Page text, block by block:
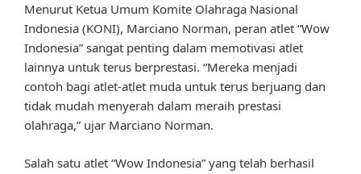
Menurut Ketua Umum Komite Olahraga Nasional
Indonesia (KONI), Marciano Norman, peran atlet “Wow
Indonesia” sangat penting dalam memotivasi atlet
lainnya untuk terus berprestasi. “Mereka menjadi
contoh bagi atlet-atlet muda untuk terus berjuang dan
tidak mudah menyerah dalam meraih prestasi
olahraga,” ujar Marciano Norman.
Salah satu atlet “Wow Indonesia” yang telah berhasil